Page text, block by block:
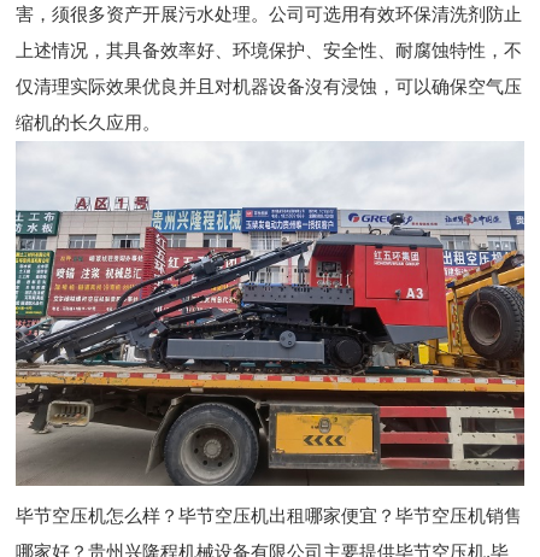
害，须很多资产开展污水处理。公司可选用有效环保清洗剂防止
上述情况，其具备效率好、环境保护、安全性、耐腐蚀特性，不
仅清理实际效果优良并且对机器设备沒有浸蚀，可以确保空气压
缩机的长久应用。
毕节空压机怎么样？毕节空压机出租哪家便宜？毕节空压机销售
哪家好？贵州兴隆程机械设备有限公司主要提供毕节空压机,毕